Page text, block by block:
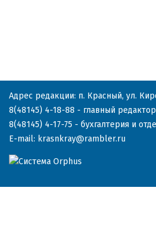
Адрес редакции: п. Красный, ул.
8(48145) 4-18-88 - главный редактор
8(48145) 4-17-75 - бухгалтерия и
E-mail: krasnkray@rambler.ru